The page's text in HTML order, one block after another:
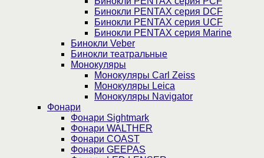
Бинокли PENTAX серия DCF
Бинокли PENTAX серия UCF
Бинокли PENTAX серия Marine
Бинокли Veber
Бинокли театральные
Монокуляры
Монокуляры Carl Zeiss
Монокуляры Leica
Монокуляры Navigator
Фонари
Фонари Sightmark
Фонари WALTHER
Фонари COAST
Фонари GEEPAS